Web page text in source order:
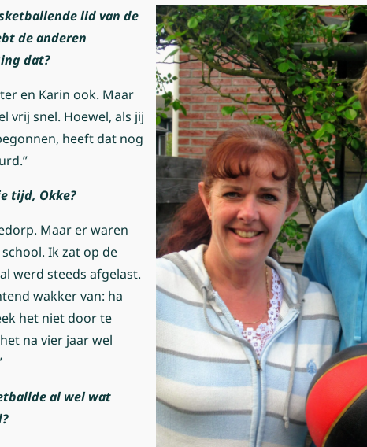
lid van de
de anderen
dat?
en Karin ook. Maar
vrij snel. Hoewel, als jij
heeft dat nog
tijd, Okke?
Maar er waren
Ik zat op de
werd steeds afgelast.
wakker van: ha
het niet door te
na vier jaar wel
al wel wat